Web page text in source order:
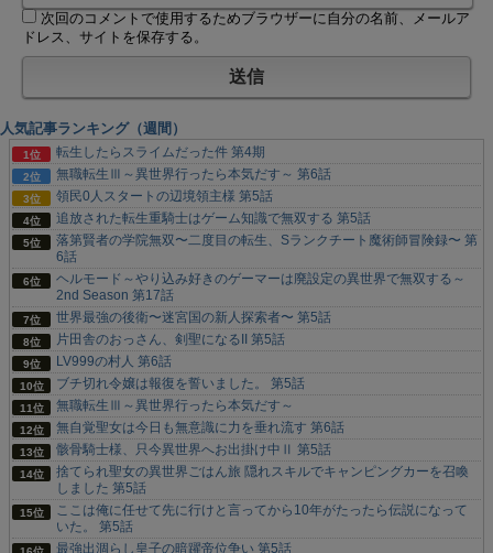
次回のコメントで使用するためブラウザーに自分の名前、メールア
ドレス、サイトを保存する。
人気記事ランキング（週間）
転生したらスライムだった件 第4期
無職転生Ⅲ～異世界行ったら本気だす～ 第6話
領民0人スタートの辺境領主様 第5話
追放された転生重騎士はゲーム知識で無双する 第5話
落第賢者の学院無双〜二度目の転生、Sランクチート魔術師冒険録〜 第
6話
ヘルモード～やり込み好きのゲーマーは廃設定の異世界で無双する～
2nd Season 第17話
世界最強の後衛〜迷宮国の新人探索者〜 第5話
片田舎のおっさん、剣聖になるII 第5話
LV999の村人 第6話
ブチ切れ令嬢は報復を誓いました。 第5話
無職転生Ⅲ～異世界行ったら本気だす～
無自覚聖女は今日も無意識に力を垂れ流す 第6話
骸骨騎士様、只今異世界へお出掛け中Ⅱ 第5話
捨てられ聖女の異世界ごはん旅 隠れスキルでキャンピングカーを召喚
しました 第5話
ここは俺に任せて先に行けと言ってから10年がたったら伝説になって
いた。 第5話
最強出涸らし皇子の暗躍帝位争い 第5話